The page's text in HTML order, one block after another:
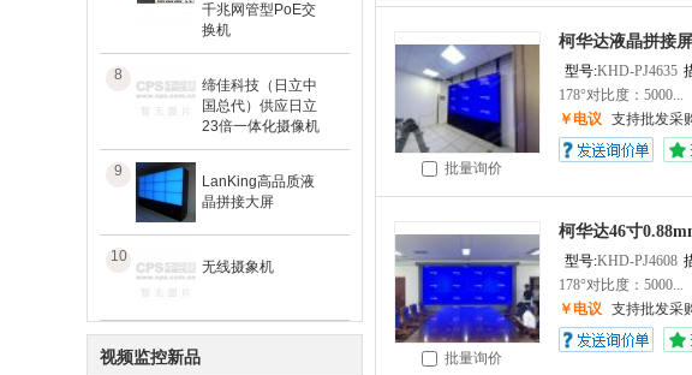
千兆网管型PoE交
换机
8
缔佳科技（日立中
国总代）供应日立
23倍一体化摄像机
9
LanKing高品质液
晶拼接大屏
10
无线摄象机
视频监控新品
批量询价
柯华达液晶拼接
型号:KHD-PJ4635
178°对比度：5000...
￥电议 支持批发采
批量询价
柯华达46寸
型号:KHD-PJ4608
178°对比度：5000...
￥电议 支持批发采